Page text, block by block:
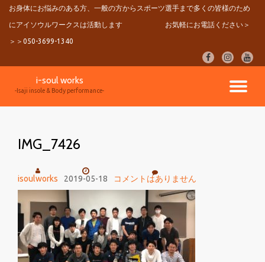
ン
お身体にお悩みのある方、一般の方からスポーツ選手まで多くの皆様のため
にアイソウルワークスは活動します お気軽にお電話ください＞
＞＞050-3699-1340
fa-
facebook
fa-
instagram
fa-
ナ
i-soul works
-Isaji insole & Body performance-
IMG_7426
isoulworks 2019-05-18 コメントはありません